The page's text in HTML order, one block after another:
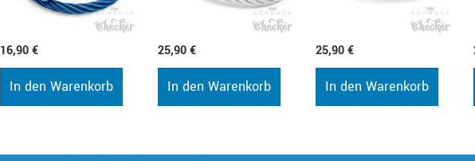
16,90 €
In den Warenkorb
25,90 €
In den Warenkorb
25,90 €
In den Warenkorb